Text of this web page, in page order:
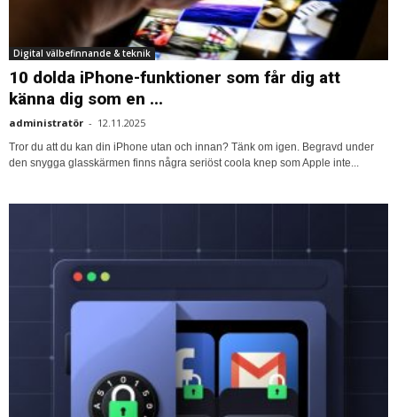
Digital välbefinnande & teknik
10 dolda iPhone-funktioner som får dig att
känna dig som en ...
administratör - 12.11.2025
Tror du att du kan din iPhone utan och innan? Tänk om igen. Begravd under
den snygga glasskärmen finns några seriöst coola knep som Apple inte...